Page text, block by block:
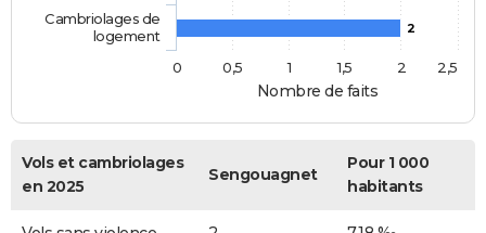
Nombre de faits
2
Cambriolages de
logement
0
0,5 1 1,5 2 2,5
Vols et cambriolages
en 2025
Sengouagnet
Pour 1 000
habitants